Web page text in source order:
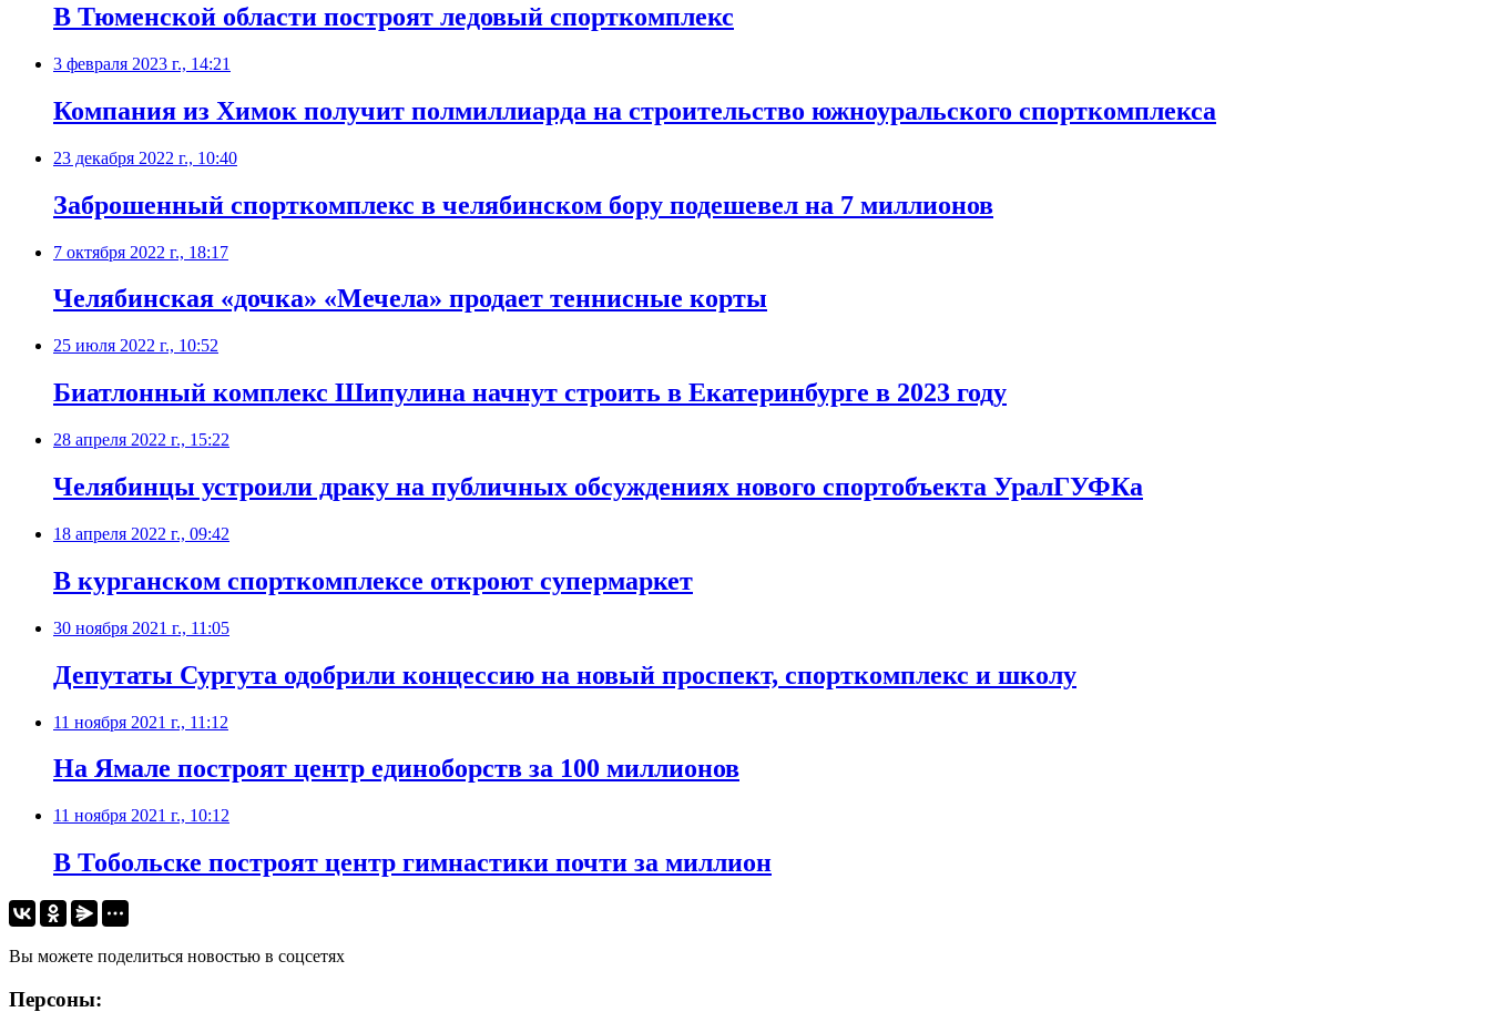
В Тюменской области построят ледовый спорткомплекс
3 февраля 2023 г., 14:21
Компания из Химок получит полмиллиарда на строительство южноуральского спорткомплекса
23 декабря 2022 г., 10:40
Заброшенный спорткомплекс в челябинском бору подешевел на 7 миллионов
7 октября 2022 г., 18:17
Челябинская «дочка» «Мечела» продает теннисные корты
25 июля 2022 г., 10:52
Биатлонный комплекс Шипулина начнут строить в Екатеринбурге в 2023 году
28 апреля 2022 г., 15:22
Челябинцы устроили драку на публичных обсуждениях нового спортобъекта УралГУФКа
18 апреля 2022 г., 09:42
В курганском спорткомплексе откроют супермаркет
30 ноября 2021 г., 11:05
Депутаты Сургута одобрили концессию на новый проспект, спорткомплекс и школу
11 ноября 2021 г., 11:12
На Ямале построят центр единоборств за 100 миллионов
11 ноября 2021 г., 10:12
​В Тобольске построят центр гимнастики почти за миллион
Вы можете поделиться новостью в соцсетях
Персоны: